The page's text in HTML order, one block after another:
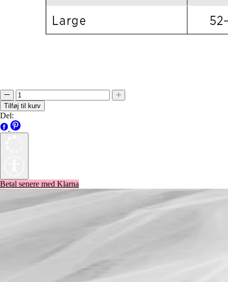
Tilføj til kurv
Del:
Betal senere med Klarna